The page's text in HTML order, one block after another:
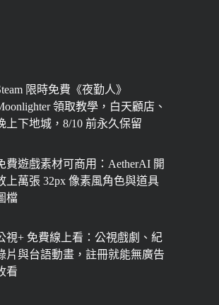
限時免費《夜勤人》
領取教學，白天顧店、
上下地城，8/10 前永久保留
費遊戲素材可商用：AetherAI 開
上萬張 32px 像素風角色與道具
檔
視+ 免費線上看：公視戲劇、紀
片與台語動畫，註冊就能無廣告
看